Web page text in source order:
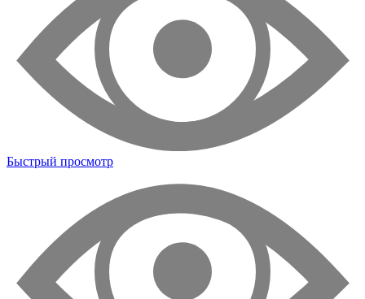
Быстрый просмотр